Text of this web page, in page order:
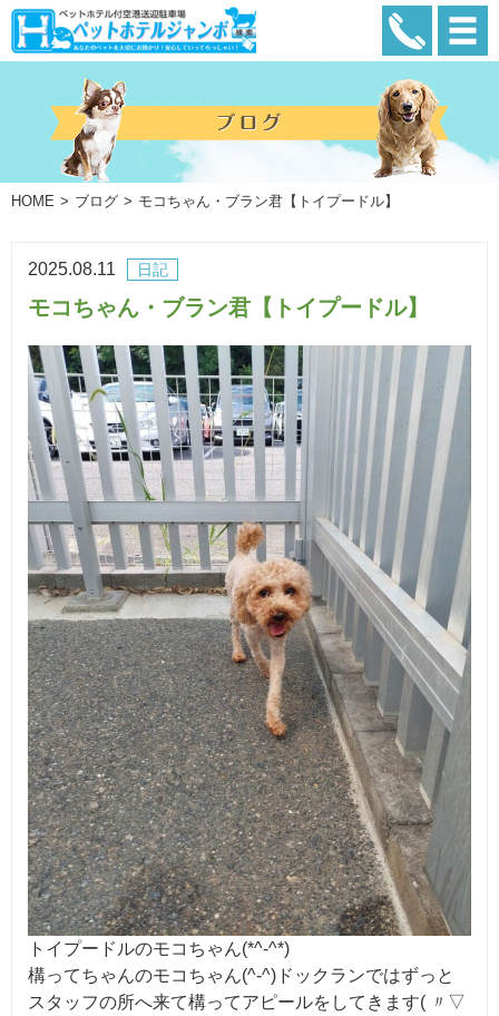
HOME ブログ モコちゃん・ブラン君【トイプードル】
日記
2025.08.11
モコちゃん・ブラン君【トイプードル】
トイプードルのモコちゃん(*^-^*)
構ってちゃんのモコちゃん(^-^)ドックランではずっと
スタッフの所へ来て構ってアピールをしてきます( 〃▽